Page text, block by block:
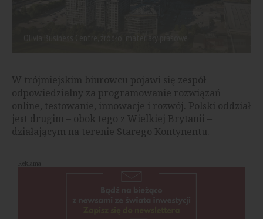
W trójmiejskim biurowcu pojawi się zespół
odpowiedzialny za programowanie rozwiązań
online, testowanie, innowacje i rozwój. Polski oddział
jest drugim – obok tego z Wielkiej Brytanii –
działającym na terenie Starego Kontynentu.
Reklama